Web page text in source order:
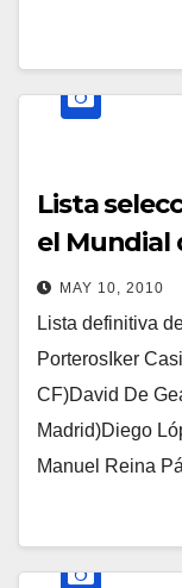
Lista
el Mundial
MAY 10, 2010
Lista definitiva
PorterosIker
CF)David De
Madrid)Diego
Manuel Reina